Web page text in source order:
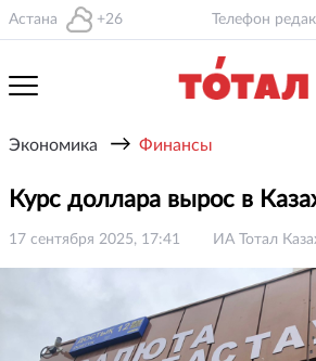
Астана +26 Телефон
Экономика → Финансы
Курс доллара вырос в
17 сентября 2025, 17:41 ИА Тотал